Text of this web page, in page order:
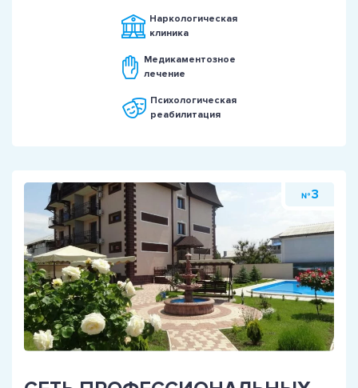
Наркологическая
клиника
Медикаментозное
лечение
Психологическая
реабилитация
№ 3